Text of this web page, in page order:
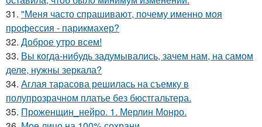
31. "Меня часто спрашивают, почему именно моя
профессия - парикмахер?
32. Доброе утро всем!
33. Вы когда-нибудь задумывались, зачем нам, на самом
деле, нужны зеркала?
34. Аглая тарасова решилась на съемку в
полупрозрачном платье без бюстгальтера.
35. Проженщин_нейро. 1. Мерлин Монро.